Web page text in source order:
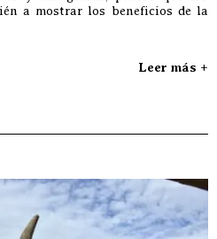
a mostrar los beneficios de la
Leer más +